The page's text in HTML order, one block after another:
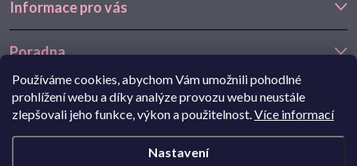
Používáme cookies, abychom Vám umožnili pohodlné
prohlížení webu a díky analýze provozu webu neustále
zlepšovali jeho funkce, výkon a použitelnost.Více informací
Nastavení
Informace pro vás
Poradna
Často hledáte
Navštivte také náš e-shop Goldstore.cz:zlaté náušnice,dětské
náušnice z bílého zlata